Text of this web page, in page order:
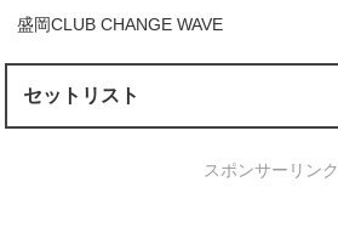
盛岡CLUB CHANGE WAVE
セットリスト
スポンサーリンク